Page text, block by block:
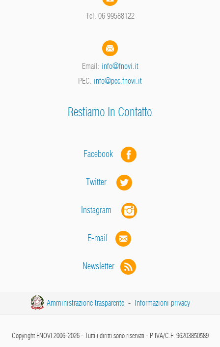
Tel: 06 99588122
Email: info@fnovi.it
PEC: info@pec.fnovi.it
Restiamo In Contatto
Facebook
Twitter
Instagram
E-mail
Newsletter
Amministrazione trasparente - Informazioni privacy
Copyright FNOVI 2006-2026 - Tutti i diritti sono riservati - P.IVA/C.F. 96203850589